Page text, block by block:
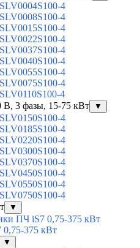
4
4
4
4
4
4
4
4
4
В, 3 фазы, 15-75 кВт
▼
4
4
4
4
4
4
4
4
▼
ПЧ iS7 0,75-375 кВт
375 кВт
▼